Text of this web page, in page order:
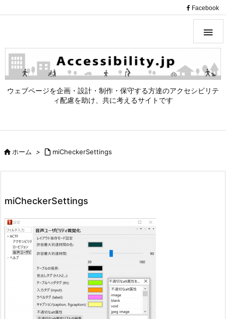
Facebook
ウェブページを企画・設計・制作・保守する方達のアクセシビリテ
ィ配慮を助け、共に考えるサイトです

ホーム >  miCheckerSettings
miCheckerSettings